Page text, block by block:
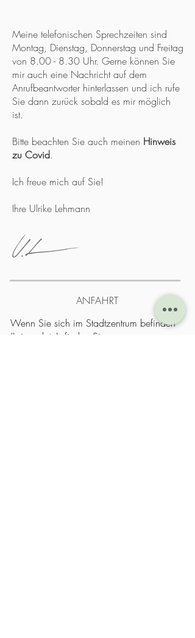
Meine telefonischen Sprechzeiten sind
Montag, Dienstag, Donnerstag und Freitag
von 8.00 - 8.30 Uhr. Gerne können Sie
mir auch eine Nachricht auf dem
Anrufbeantworter hinterlassen und ich rufe
Sie dann zurück sobald es mir möglich
ist.
Bitte beachten Sie auch meinen Hinweis
zu Covid.
Ich freue mich auf Sie!
Ihre Ulrike Lehmann
ANFAHRT
Wenn Sie sich im Stadtzentrum befinden
(Luisenplatz), finden Sie uns